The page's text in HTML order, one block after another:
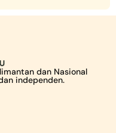
dan Nasional
independen.